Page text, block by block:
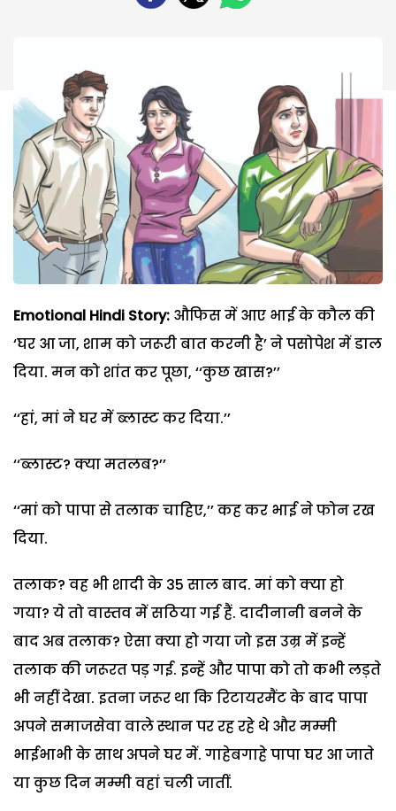
Emotional Hindi Story: औफिस में आए भाई के कौल की
‘घर आ जा, शाम को जरूरी बात करनी है’ ने पसोपेश में डाल
दिया. मन को शांत कर पूछा, ‘‘कुछ खास?’’
‘‘हां, मां ने घर में ब्लास्ट कर दिया.’’
‘‘ब्लास्ट? क्या मतलब?’’
‘‘मां को पापा से तलाक चाहिए,’’ कह कर भाई ने फोन रख
दिया.
तलाक? वह भी शादी के 35 साल बाद. मां को क्या हो
गया? ये तो वास्तव में सठिया गई हैं. दादीनानी बनने के
बाद अब तलाक? ऐसा क्या हो गया जो इस उम्र में इन्हें
तलाक की जरूरत पड़ गई. इन्हें और पापा को तो कभी लड़ते
भी नहीं देखा. इतना जरूर था कि रिटायरमैंट के बाद पापा
अपने समाजसेवा वाले स्थान पर रह रहे थे और मम्मी
भाईभाभी के साथ अपने घर में. गाहेबगाहे पापा घर आ जाते
या कुछ दिन मम्मी वहां चली जातीं.